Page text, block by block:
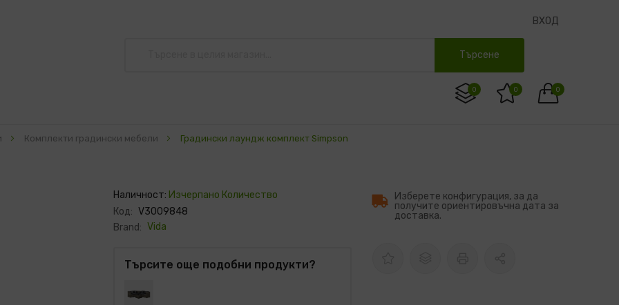
ВХОД
Търсене
0
0 0
Комплекти градински мебели Градински лаундж комплект Simpson
Наличност: Изчерпано Количество
Код: V3009848
Brand: Vida
Търсите още подобни продукти?
Изберете конфигурация, за да
получите ориентировъчна дата за
доставка.